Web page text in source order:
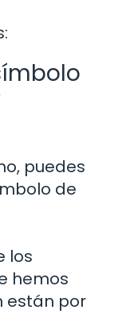
puedes
de
los
hemos
están por